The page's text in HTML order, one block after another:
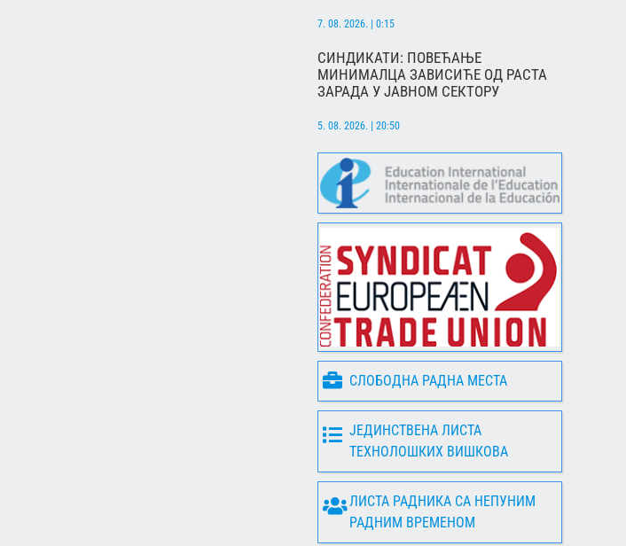
7. 08. 2026. | 0:15
СИНДИКАТИ: ПОВЕЋАЊЕ
МИНИМАЛЦА ЗАВИСИЋЕ ОД РАСТА
ЗАРАДА У ЈАВНОМ СЕКТОРУ
5. 08. 2026. | 20:50
СЛОБОДНА РАДНА МЕСТА
ЈЕДИНСТВЕНА ЛИСТА
ТЕХНОЛОШКИХ ВИШКОВА
ЛИСТА РАДНИКА СА НЕПУНИМ
РАДНИМ ВРЕМЕНОМ